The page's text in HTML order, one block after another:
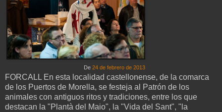
De 24 de febrero de 2013
FORCALL En esta localidad castellonense, de la comarca
de los Puertos de Morella, se festeja al Patrón de los
animales con antiguos ritos y tradiciones, entre los que
destacan la "Plantà del Maio", la "Vida del Sant", "la